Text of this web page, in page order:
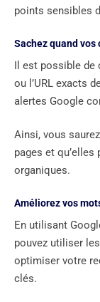
points sensibles
Sachez quand
Il est possible de
ou l’URL exacts
alertes Google
Ainsi, vous
pages et
organiques.
Améliorez vos
En utilisant
pouvez utiliser
optimiser votre
clés.